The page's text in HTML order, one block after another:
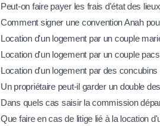
Peut-on faire payer les frais d'état des
Comment signer une convention Anah
Location d'un logement par un couple
Location d'un logement par un couple
Location d'un logement par des
Un propriétaire peut-il garder un double
Dans quels cas saisir la commission
Que faire en cas de litige lié à la location